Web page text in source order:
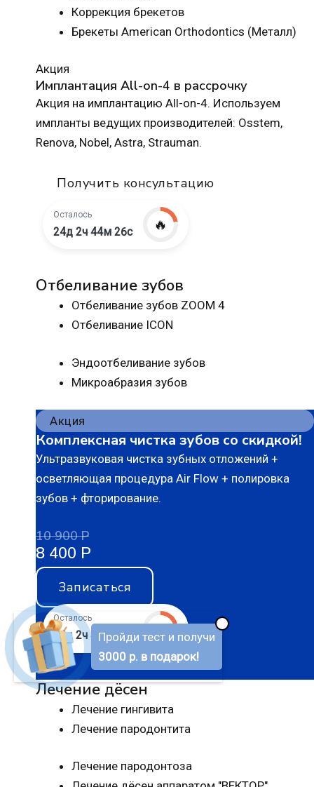
Коррекция брекетов
Брекеты American Orthodontics (Металл)
Акция
Имплантация All-on-4 в рассрочку
Акция на имплантацию All-on-4. Используем
импланты ведущих производителей: Osstem,
Renova, Nobel, Astra, Strauman.
Получить консультацию
Осталось
24д 2ч 44м 25с 🔥
Отбеливание зубов
Отбеливание зубов ZOOM 4
Отбеливание ICON
Эндоотбеливание зубов
Микроабразия зубов
Акция
Комплексная чистка зубов со скидкой!
Ультразвуковая чистка зубных отложений +
осветляющая процедура Air Flow + полировка
зубов + фторирование.
10 900 Р
8 400 Р
Записаться
Осталось
24д 2ч 44м 25с 🔥
Лечение дёсен
Лечение гингивита
Лечение пародонтита
Лечение пародонтоза
Пройди тест и получи
3000 р. в подарок!